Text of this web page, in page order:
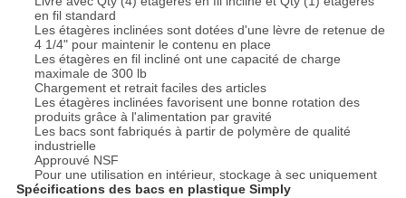
en fil standard
Les étagères inclinées sont dotées d'une lèvre de retenue de
4 1/4" pour maintenir le contenu en place
Les étagères en fil incliné ont une capacité de charge
maximale de 300 lb
Chargement et retrait faciles des articles
Les étagères inclinées favorisent une bonne rotation des
produits grâce à l'alimentation par gravité
Les bacs sont fabriqués à partir de polymère de qualité
industrielle
Approuvé NSF
Pour une utilisation en intérieur, stockage à sec uniquement
Spécifications des bacs en plastique Simply